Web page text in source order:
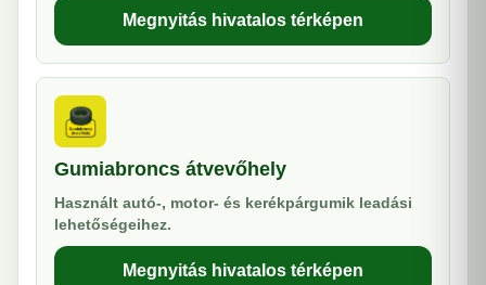
Megnyitás hivatalos térképen
Gumiabroncs átvevőhely
Használt autó-, motor- és kerékpárgumik leadási
lehetőségeihez.
Megnyitás hivatalos térképen